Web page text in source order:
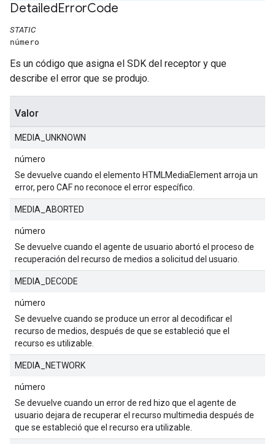
DetailedErrorCode
STATIC
número
Es un código que asigna el SDK del receptor y que
describe el error que se produjo.
Valor
MEDIA_UNKNOWN
número
Se devuelve cuando el elemento HTMLMediaElement arroja un
error, pero CAF no reconoce el error específico.
MEDIA_ABORTED
número
Se devuelve cuando el agente de usuario abortó el proceso de
recuperación del recurso de medios a solicitud del usuario.
MEDIA_DECODE
número
Se devuelve cuando se produce un error al decodificar el
recurso de medios, después de que se estableció que el
recurso es utilizable.
MEDIA_NETWORK
número
Se devuelve cuando un error de red hizo que el agente de
usuario dejara de recuperar el recurso multimedia después de
que se estableció que el recurso era utilizable.